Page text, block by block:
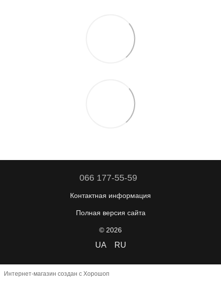
066 177-55-59
Контактная информация
Полная версия сайта
© 2026
UA RU
Интернет-магазин создан с Хорошоп